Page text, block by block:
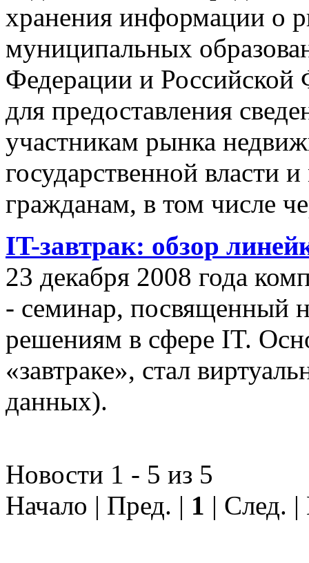
хранения информации о
муниципальных
Федерации и Российской
для предоставления
участникам рынка
государственной власти
гражданам, в том числе
IT-завтрак: обзор
23 декабря 2008 года
- семинар, посвященный
решениям в сфере IT.
«завтраке», стал
данных).
Новости 1 - 5 из 5
Начало | Пред. | 1 | След.